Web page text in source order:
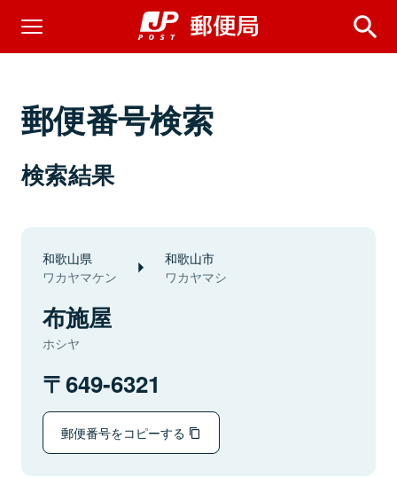
郵便番号検索
検索結果
和歌山県
ワカヤマケン
和歌山市
ワカヤマシ
布施屋
ホシヤ
649-6321
郵便番号をコピーする